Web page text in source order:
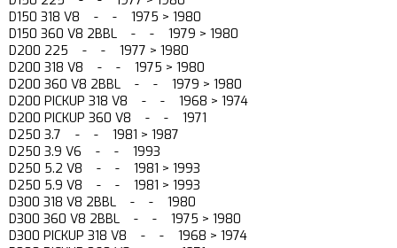
D150 318 V8 - - 1975 > 1980
D150 360 V8 2BBL - - 1979 > 1980
D200 225 - - 1977 > 1980
D200 318 V8 - - 1975 > 1980
D200 360 V8 2BBL - - 1979 > 1980
D200 PICKUP 318 V8 - - 1968 > 1974
D200 PICKUP 360 V8 - - 1971
D250 3.7 - - 1981 > 1987
D250 3.9 V6 - - 1993
D250 5.2 V8 - - 1981 > 1993
D250 5.9 V8 - - 1981 > 1993
D300 318 V8 2BBL - - 1980
D300 360 V8 2BBL - - 1975 > 1980
D300 PICKUP 318 V8 - - 1968 > 1974